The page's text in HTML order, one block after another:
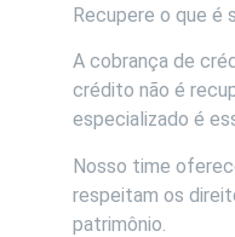
Recupere o que é
A cobrança de
crédito não é
especializado é
Nosso time
respeitam os
patrimônio.